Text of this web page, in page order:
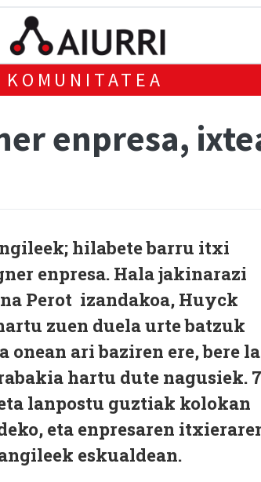
KOMUNITATEA
enpresa,
hilabete barru itxi
enpresa. Hala jakinarazi
Perot izandakoa, Huyck
zuen duela urte batzuk
ari baziren ere, bere
hartu dute nagusiek.
lanpostu guztiak kolokan
eta enpresaren
eskualdean.